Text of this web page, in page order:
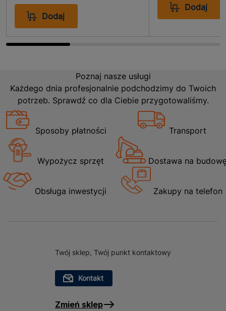
Dodaj
Dodaj
Poznaj nasze usługi
Każdego dnia profesjonalnie podchodzimy do Twoich
potrzeb. Sprawdź co dla Ciebie przygotowaliśmy.
Sposoby płatności Transport
Wypożycz sprzęt Dostawa na
Obsługa inwestycji Zakupy na telefon
Twój sklep, Twój punkt kontaktowy
Kontakt
Zmień sklep